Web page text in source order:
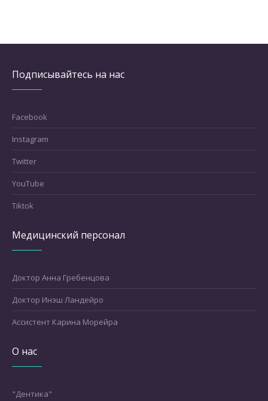
Подписывайтесь на нас
Facebook
Instagram
Twitter
YouTube
Tiktok
Медицинский персонал
Доктор Анна Гребенцова
Доктор Инэш Ландейро
Ассистент Карина Морейра
О нас
"Дентика"